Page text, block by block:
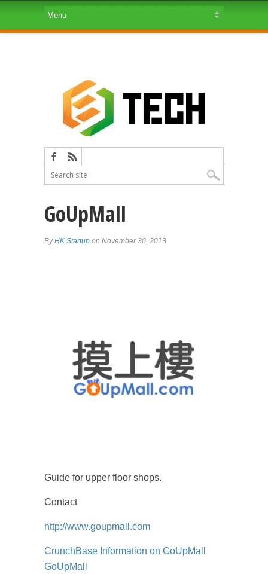
GoUpMall
ByHK Startup on November 30, 2013
Guide for upper floor shops.
Contact
http://www.goupmall.com
CrunchBase Information on GoUpMall
GoUpMall